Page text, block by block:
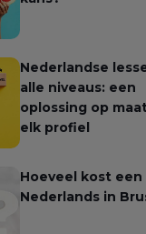
Nederlandse
alle niveaus: een
oplossing op
elk profiel
Hoeveel kost een
Nederlands in